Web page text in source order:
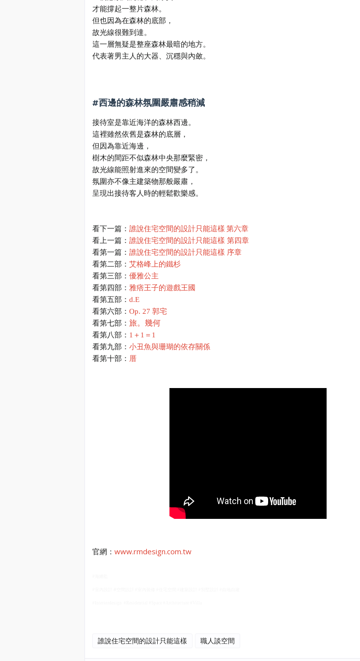
才能撐起一整片森林。
但也因為在森林的底部，
故光線很難到達。
這一層無疑是整座森林最暗的地方。
代表著男主人的大器、沉穩與內斂。
#西邊的森林氛圍嚴肅感稍減
接待室是靠近海洋的森林西邊。
這裡雖然依舊是森林的底層，
但因為靠近海邊，
樹木的間距不似森林中央那麼緊密，
故光線能照射進來的空間變多了。
氛圍亦不像主建築物那般嚴肅，
呈現出接待客人時的輕鬆歡樂感。
看下一篇： 誰說住宅空間的設計只能這樣 第六章
看上一篇： 誰說住宅空間的設計只能這樣 第四章
看第一篇： 誰說住宅空間的設計只能這樣 序章
看第二部： 艾格峰上的鐵杉
看第三部： 優雅公主
看第四部： 雅痞王子的遊戲王國
看第五部： d.E
看第六部： Op. 27 郭宅
看第七部： 旅。幾何
看第八部： 1＋1＝1
看第九部： 小丑魚與珊瑚的依存關係
看第十部： 厝
官網： www.rmdesign.com.tw
誰說住宅空間的設計只能這樣 職人談空間